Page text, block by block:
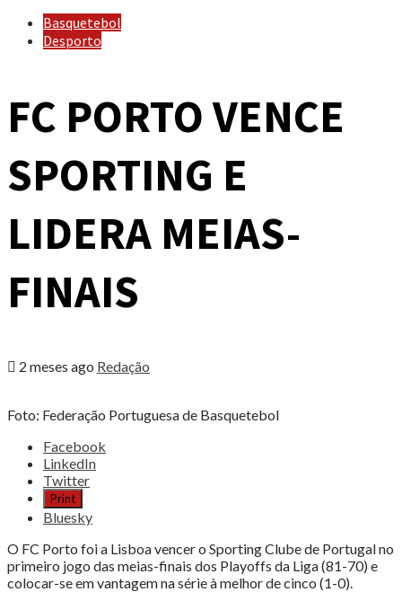
Basquetebol
Desporto
FC PORTO VENCE
SPORTING E
LIDERA MEIAS-
FINAIS
2 meses ago Redação
Foto: Federação Portuguesa de Basquetebol
Share
post
"FC
PORTO
VENCE
SPORTING
E
LIDERA
Facebook
LinkedIn
Twitter
Print
Bluesky
O FC Porto foi a Lisboa vencer o Sporting Clube de Portugal no
primeiro jogo das meias-finais dos Playoffs da Liga (81-70) e
colocar-se em vantagem na série à melhor de cinco (1-0).